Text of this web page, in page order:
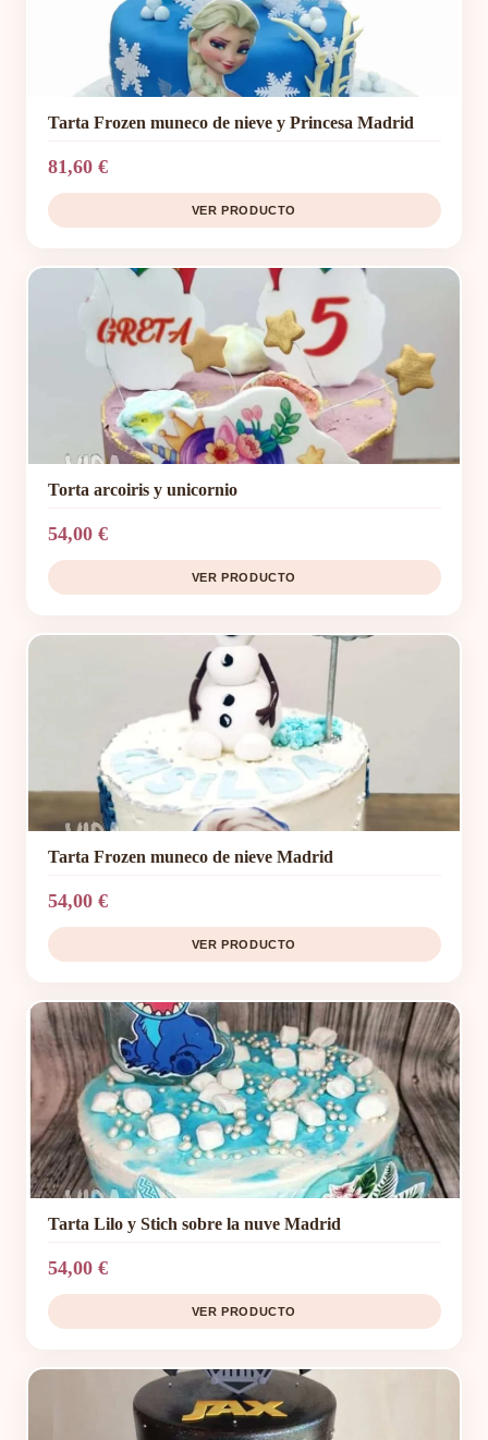
Tarta Frozen muneco de nieve y Princesa Madrid
81,60 €
VER PRODUCTO
Torta arcoiris y unicornio
54,00 €
VER PRODUCTO
Tarta Frozen muneco de nieve Madrid
54,00 €
VER PRODUCTO
Tarta Lilo y Stich sobre la nuve Madrid
54,00 €
VER PRODUCTO